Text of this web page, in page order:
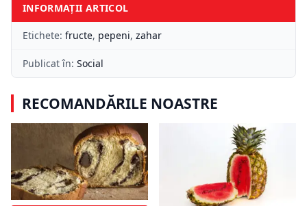
INFORMAȚII ARTICOL
Etichete: fructe, pepeni, zahar
Publicat în: Social
RECOMANDĂRILE NOASTRE